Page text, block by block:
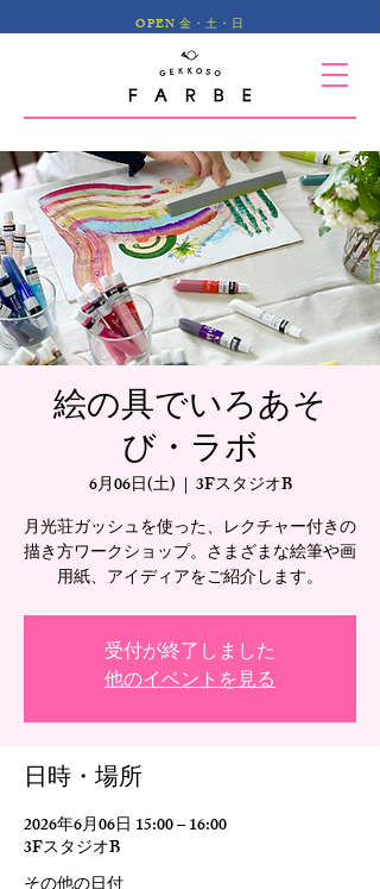
OPEN 金・土・日
絵の具でいろあそ
び・ラボ
6月06日(土)
  |
3FスタジオB
月光荘ガッシュを使った、レクチャー付きの
描き方ワークショップ。さまざまな絵筆や画
用紙、アイディアをご紹介します。
受付が終了しました
他のイベントを見る
日時・場所
2026年6月06日 15:00 – 16:00
3FスタジオB